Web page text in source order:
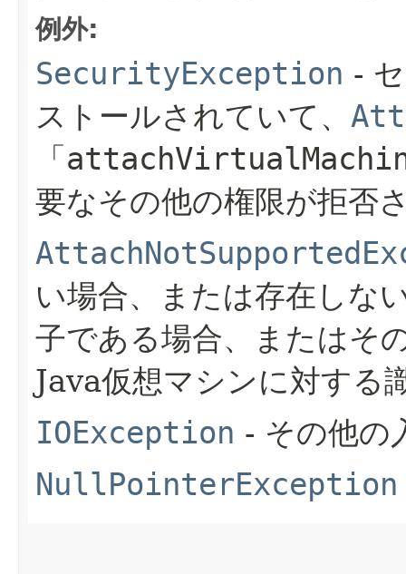
例外:
SecurityException -
ストールされていて、
「
要なその他の権限が拒否
い場合、または存在しな
子である場合、またはそ
Java仮想マシンに対する
IOException - その他の
NullPointerException